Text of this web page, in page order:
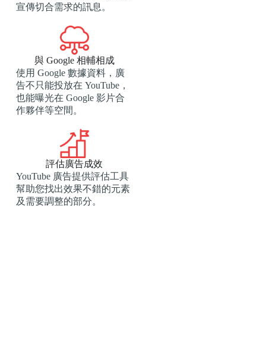
宣傳切合需求的訊息。
與 Google 相輔相成
使用 Google 數據資料，廣
告不只能投放在 YouTube，
也能曝光在 Google 影片合
作夥伴等空間。
評估廣告成效
YouTube 廣告​​提供評估工具
幫助您找出效果不錯的元素
及需要調整的部分。